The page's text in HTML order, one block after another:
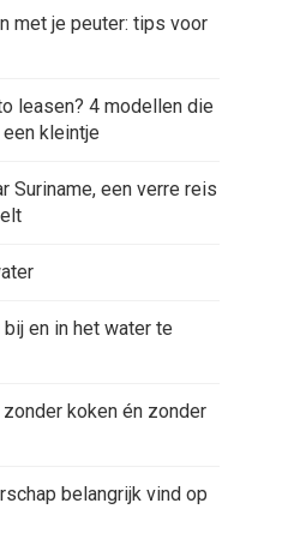
met je peuter: tips voor
leasen? 4 modellen die
kleintje
Suriname, een verre reis
en in het water te
koken én zonder
belangrijk vind op